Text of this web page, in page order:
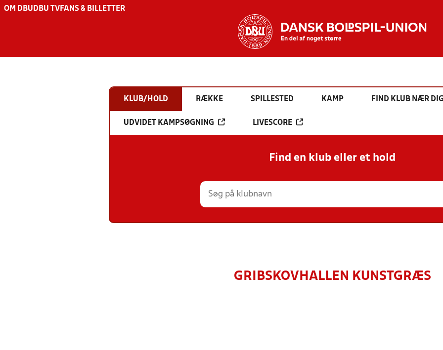
OM DBU DBU TV FANS & BILLETTER
KLUB/HOLD RÆKKE SPILLESTED KAMP FIND KLUB NÆR DIG
UDVIDET KAMPSØGNING LIVESCORE
Find en klub eller et hold
GRIBSKOVHALLEN KUNSTGRÆS